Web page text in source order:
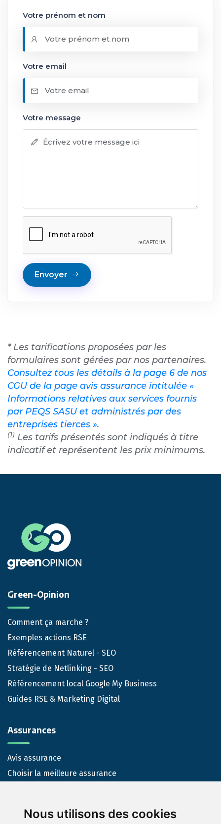
Nous utilisons des cookies
Votre prénom et nom
Votre email
Votre message
Envoyer
* Les tarifications proposées par les
formulaires sont gérées par nos partenaires.
Consultez tous les détails à la page 6 de nos
CGU de la page avis assurance intitulée «
Informations relatives aux services fournis
par PEQS SASU et administrés par des
entreprises tierces ».
(1) Les tarifs présentés sont indiqués à titre
indicatif et représentent les prix minimums.
Green-Opinion
Comment ça marche ?
Exemples actions RSE
Référencement Naturel - SEO
Stratégie de Netlinking - SEO
Référencement local Google My Business
Guides RSE & Marketing Digital
Assurances
Avis assurance
Choisir la meilleure assurance